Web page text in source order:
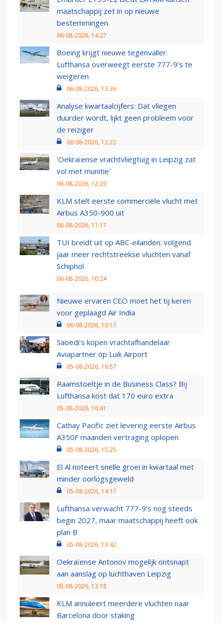
maatschappij zet in op nieuwe
bestemmingen
06-08-2026, 14:27
Boeing krijgt nieuwe tegenvaller:
Lufthansa overweegt eerste 777-9’s te
weigeren
06-08-2026, 13:36
Analyse kwartaalcijfers: Dat vliegen
duurder wordt, lijkt geen probleem voor
de reiziger
06-08-2026, 12:22
'Oekraïense vrachtvliegtuig in Leipzig zat
vol met munitie'
06-08-2026, 12:20
KLM stelt eerste commerciële vlucht met
Airbus A350-900 uit
06-08-2026, 11:17
TUI breidt uit op ABC-eilanden: volgend
jaar meer rechtstreekse vluchten vanaf
Schiphol
06-08-2026, 10:24
Nieuwe ervaren CEO moet het tij keren
voor geplaagd Air India
06-08-2026, 10:17
Saoedi’s kopen vrachtafhandelaar
Aviapartner op Luik Airport
05-08-2026, 16:57
Raamstoeltje in de Business Class? Bij
Lufthansa kost dat 170 euro extra
05-08-2026, 16:41
Cathay Pacific ziet levering eerste Airbus
A350F maanden vertraging oplopen
05-08-2026, 15:25
El Al noteert snelle groei in kwartaal met
minder oorlogsgeweld
05-08-2026, 14:17
Lufthansa verwacht 777-9’s nog steeds
begin 2027, maar maatschappij heeft ook
plan B
05-08-2026, 13:42
Oekraïense Antonov mogelijk ontsnapt
aan aanslag op luchthaven Leipzig
05-08-2026, 13:18
KLM annuleert meerdere vluchten naar
Barcelona door staking